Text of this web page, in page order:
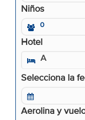
Niños
0
Hotel
A
Selecciona la
Aerolina y